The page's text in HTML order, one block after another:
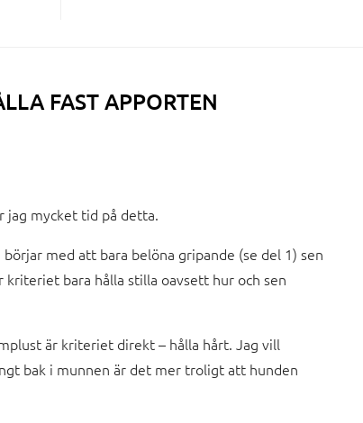
FAST APPORTEN
jag mycket tid på detta.
med att bara belöna gripande (se del 1) sen
bara hålla stilla oavsett hur och sen
är kriteriet direkt – hålla hårt. Jag vill
bak i munnen är det mer troligt att hunden